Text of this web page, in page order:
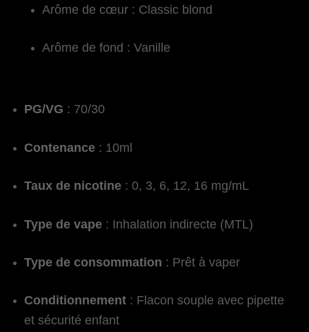
Arôme de cœur : Classic blond
Arôme de fond : Vanille
PG/VG : 70/30
Contenance: 10ml
Taux de nicotine: 0, 3, 6, 12, 16 mg/mL
Type de vape: Inhalation indirecte (MTL)
Type de consommation : Prêt à vaper
Conditionnement: Flacon souple avec pipette
et sécurité enfant